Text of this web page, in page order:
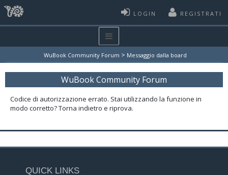
LOGIN REGISTRATI
WuBook Community Forum > Messaggio dalla board
WuBook Community Forum
Codice di autorizzazione errato. Stai utilizzando la funzione in
modo corretto? Torna indietro e riprova.
QUICK LINKS